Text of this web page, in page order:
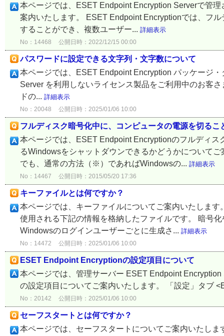
本ページでは、ESET Endpoint Encryption Serverで管
案内いたします。 ESET Endpoint Encryptionでは、フ
することができ、複数ユーザー... 詳細表示
No：14468 公開日時：2022/12/15 00:00
パスワードに設定できる文字列・文字数について
本ページでは、ESET Endpoint Encryption パッケージ
Server を利用しないライセンス製品をご利用中のお客
ドの... 詳細表示
No：20048 公開日時：2025/01/06 10:00
フルディスク暗号化中に、コンピュータの電源を切るこ
本ページでは、ESET Endpoint Encryptionのフルディ
るWindowsをシャットダウンできるかどうかについて
でも、通常の方法（※）であればWindowsの... 詳細表示
No：14467 公開日時：2015/05/20 17:36
キーファイルとは何ですか？
本ページでは、キーファイルについてご案内いたしま
使用される下記の情報を格納したファイルです。 暗号
Windowsのログインユーザーごとに生成さ... 詳細表示
No：14472 公開日時：2025/01/06 10:00
ESET Endpoint Encryptionの設定項目について
本ページでは、管理サーバー ESET Endpoint
の設定項目についてご案内いたします。 「設定」タブ
No：20142 公開日時：2025/01/06 10:00
セーフスタートとは何ですか？
本ページでは、セーフスタートについてご案内いたし